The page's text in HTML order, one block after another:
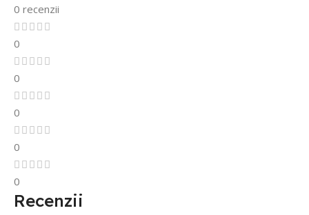
0 recenzii
0
0
0
0
0
Recenzii